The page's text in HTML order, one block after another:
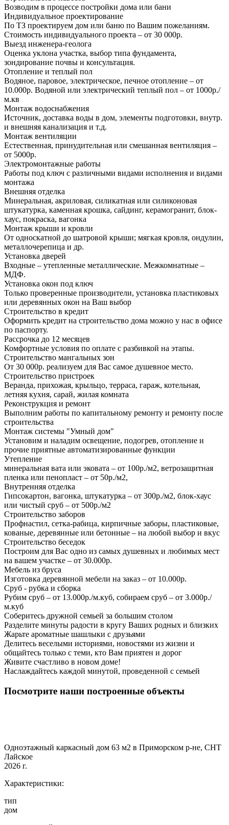
Возводим в процессе постройки дома или бани
Индивидуальное проектирование
По ТЗ проектируем дом или баню по Вашим пожеланиям.
Стоимость индивидуального проекта – от 30 000р.
Выезд инженера-геолога
Оценка уклона участка, выбор типа фундамента,
зондирование почвы и консультация.
Отопление и теплый пол
Водяное, паровое, электрическое, печное отопление – от
10.000р. Водяной или электрический теплый пол – от 1000р./
м.кв
Монтаж водоснабжения
Источник, доставка воды в дом, элементы подготовки, внутр.
и внешняя канализация и т.д.
Монтаж вентиляции
Естественная, принудительная или смешанная вентиляция –
от 5000р.
Электромонтажные работы
Работы под ключ с различными видами исполнения и видами
монтажа
Внешняя отделка
Минеральная, акриловая, силикатная или силиконовая
штукатурка, каменная крошка, сайдинг, керамогранит, блок-
хаус, покраска, вагонка
Монтаж крыши и кровли
От односкатной до шатровой крыши; мягкая кровля, ондулин,
металлочерепица и др.
Установка дверей
Входные – утепленные металлические. Межкомнатные –
МДФ.
Установка окон под ключ
Только проверенные производители, установка пластиковых
или деревянных окон на Ваш выбор
Строительство в кредит
Оформить кредит на строительство дома можно у нас в офисе
по паспорту.
Рассрочка до 12 месяцев
Комфортные условия по оплате с разбивкой на этапы.
Строительство мангальных зон
От 30 000р. реализуем для Вас самое душевное место.
Строительство пристроек
Веранда, прихожая, крыльцо, терраса, гараж, котельная,
летняя кухня, сарай, жилая комната
Реконструкция и ремонт
Выполним работы по капитальному ремонту и ремонту после
строительства
Монтаж системы "Умный дом"
Установим и наладим освещение, подогрев, отопление и
прочие приятные автоматизированные функции
Утепление
минеральная вата или эковата – от 100р./м2, ветрозащитная
пленка или пенопласт – от 50р./м2,
Внутренняя отделка
Гипсокартон, вагонка, штукатурка – от 300р./м2, блок-хаус
или чистый сруб – от 500р./м2
Строительство заборов
Профнастил, сетка-рабица, кирпичные заборы, пластиковые,
кованые, деревянные или бетонные – на любой выбор и вкус
Строительство беседок
Построим для Вас одно из самых душевных и любимых мест
на вашем участке – от 30.000р.
Мебель из бруса
Изготовка деревянной мебели на заказ – от 10.000р.
Сруб - рубка и сборка
Рубим сруб – от 13.000р./м.куб, собираем сруб – от 3.000р./
м.куб
Соберитесь дружной семьей за большим столом
Разделите минуты радости в кругу Ваших родных и близких
Жарьте ароматные шашлыки с друзьями
Делитесь веселыми историями, новостями из жизни и
общайтесь только с теми, кто Вам приятен и дорог
Живите счастливо в новом доме!
Наслаждайтесь каждой минутой, проведенной с семьей
Посмотрите наши построенные объекты
Одноэтажный каркасный дом 63 м2 в Приморском р-не, СНТ
Лайское
2026 г.
Характеристики:
тип
дом